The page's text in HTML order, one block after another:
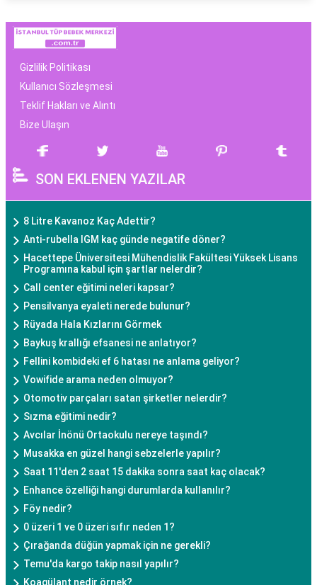
Gizlilik Politikası
Kullanıcı Sözleşmesi
Teklif Hakları ve Alıntı
Bize Ulaşın
SON EKLENEN YAZILAR
8 Litre Kavanoz Kaç Adettir?
Anti-rubella IGM kaç günde negatife döner?
Hacettepe Üniversitesi Mühendislik Fakültesi Yüksek Lisans
Programına kabul için şartlar nelerdir?
Call center eğitimi neleri kapsar?
Pensilvanya eyaleti nerede bulunur?
Rüyada Hala Kızlarını Görmek
Baykuş krallığı efsanesi ne anlatıyor?
Fellini kombideki ef 6 hatası ne anlama geliyor?
Vowifide arama neden olmuyor?
Otomotiv parçaları satan şirketler nelerdir?
Sızma eğitimi nedir?
Avcılar İnönü Ortaokulu nereye taşındı?
Musakka en güzel hangi sebzelerle yapılır?
Saat 11'den 2 saat 15 dakika sonra saat kaç olacak?
Enhance özelliği hangi durumlarda kullanılır?
Föy nedir?
0 üzeri 1 ve 0 üzeri sıfır neden 1?
Çırağanda düğün yapmak için ne gerekli?
Temu'da kargo takip nasıl yapılır?
Koagülant nedir örnek?